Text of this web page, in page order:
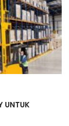
UNTUK